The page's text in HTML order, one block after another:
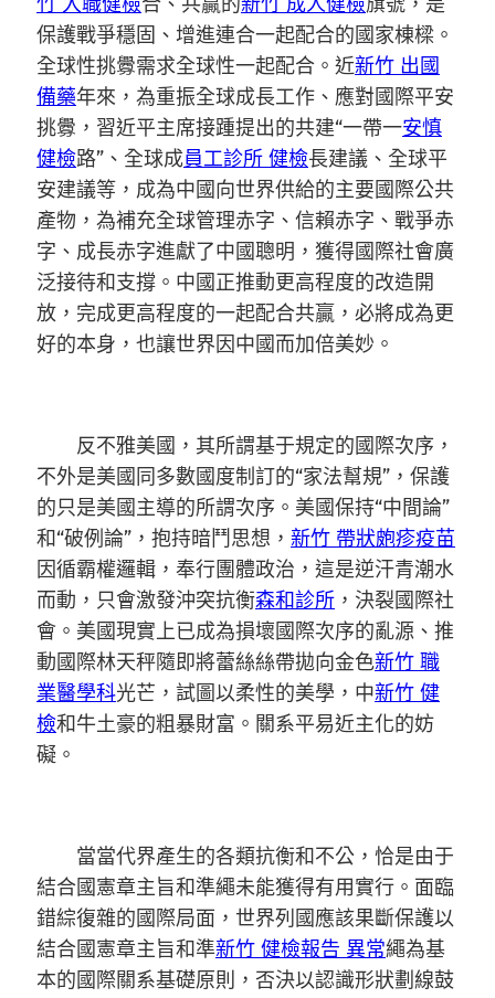
保護戰爭穩固、增進連合一起配合的國家棟樑。
全球性挑釁需求全球性一起配合。近新竹 出國
備藥年來，為重振全球成長工作、應對國際平安
挑釁， 習近平主席接踵提出的共建“一帶一安慎
健檢路”、全球成員工診所 健檢長建議、全球平
安建議等，成為中國向世界供給的主要國際公共
產物，為補充全球管理赤字、信賴赤字、戰爭赤
字、成長赤字進獻了中國聰明，獲得國際社會廣
泛接待和支撐。中國正推動更高程度的改造開
放，完成更高程度的一起配合共贏，必將成為更
好的本身，也讓世界因中國而加倍美妙。
反不雅美國，其所謂基于規定的國際次序，
不外是美國同多數國度制訂的“家法幫規”，保護
的只是美國主導的所謂次序。美國保持“中間論”
和“破例論”，抱持暗鬥思想， 新竹 帶狀皰疹疫苗
因循霸權邏輯，奉行團體政治，這是逆汗青潮水
而動，只會激發沖突抗衡森和診所 ，決裂國際社
會。美國現實上已成為損壞國際次序的亂源、推
動國際林天秤隨即將蕾絲絲帶拋向金色新竹 職
業醫學科光芒，試圖以柔性的美學，中新竹 健
檢和牛土豪的粗暴財富。關系平易近主化的妨
礙。
當當代界產生的各類抗衡和不公，恰是由于
結合國憲章主旨和準繩未能獲得有用實行。面臨
錯綜復雜的國際局面，世界列國應該果斷保護以
結合國憲章主旨和準新竹 健檢報告 異常繩為基
本的國際關系基礎原則，否決以認識形狀劃線鼓